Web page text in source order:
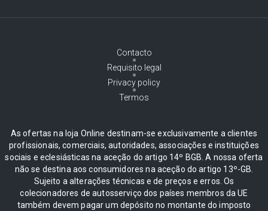
Contacto
Requisito legal
Privacy policy
Termos
As ofertas na loja Online destinam-se exclusivamente a clientes
profissionais, comerciais, autoridades, associações e instituições
sociais e eclesiásticas na aceção do artigo 14º BGB. A nossa oferta
não se destina aos consumidores na aceção do artigo 13º-GB.
Sujeito a alterações técnicas e de preços e erros. Os
colecionadores de autosserviço dos países membros da UE
também devem pagar um depósito no montante do imposto